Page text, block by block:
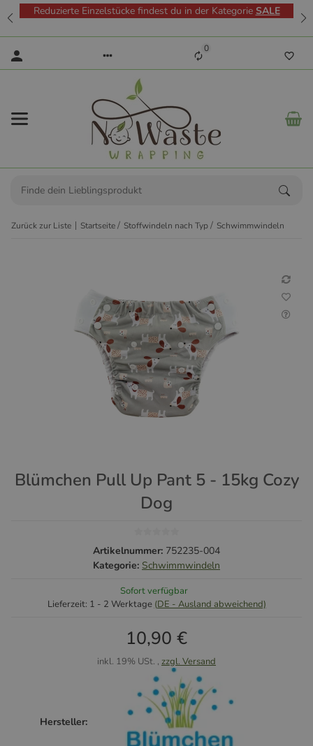
Reduzierte Einzelstücke findest du in der Kategorie SALE
0
Zurück zur Liste Startseite Stoffwindeln nach Typ Schwimmwindeln
Blümchen Pull Up Pant 5 - 15kg Cozy
Dog
Artikelnummer: 752235-004
Kategorie: Schwimmwindeln
Sofort verfügbar
Lieferzeit: 1 - 2 Werktage (DE - Ausland abweichend)
10,90 €
inkl. 19% USt. , zzgl. Versand
Hersteller: